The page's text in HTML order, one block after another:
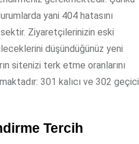
yani 404 hatasını
Ziyaretçilerinizin eski
düşündüğünüz yeni
sitenizi terk etme oranlarını
301 kalıcı ve 302 geçici
Tercih